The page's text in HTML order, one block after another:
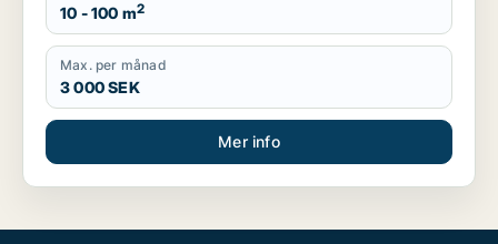
10 - 100 m2
Max. per månad
3 000 SEK
Mer info